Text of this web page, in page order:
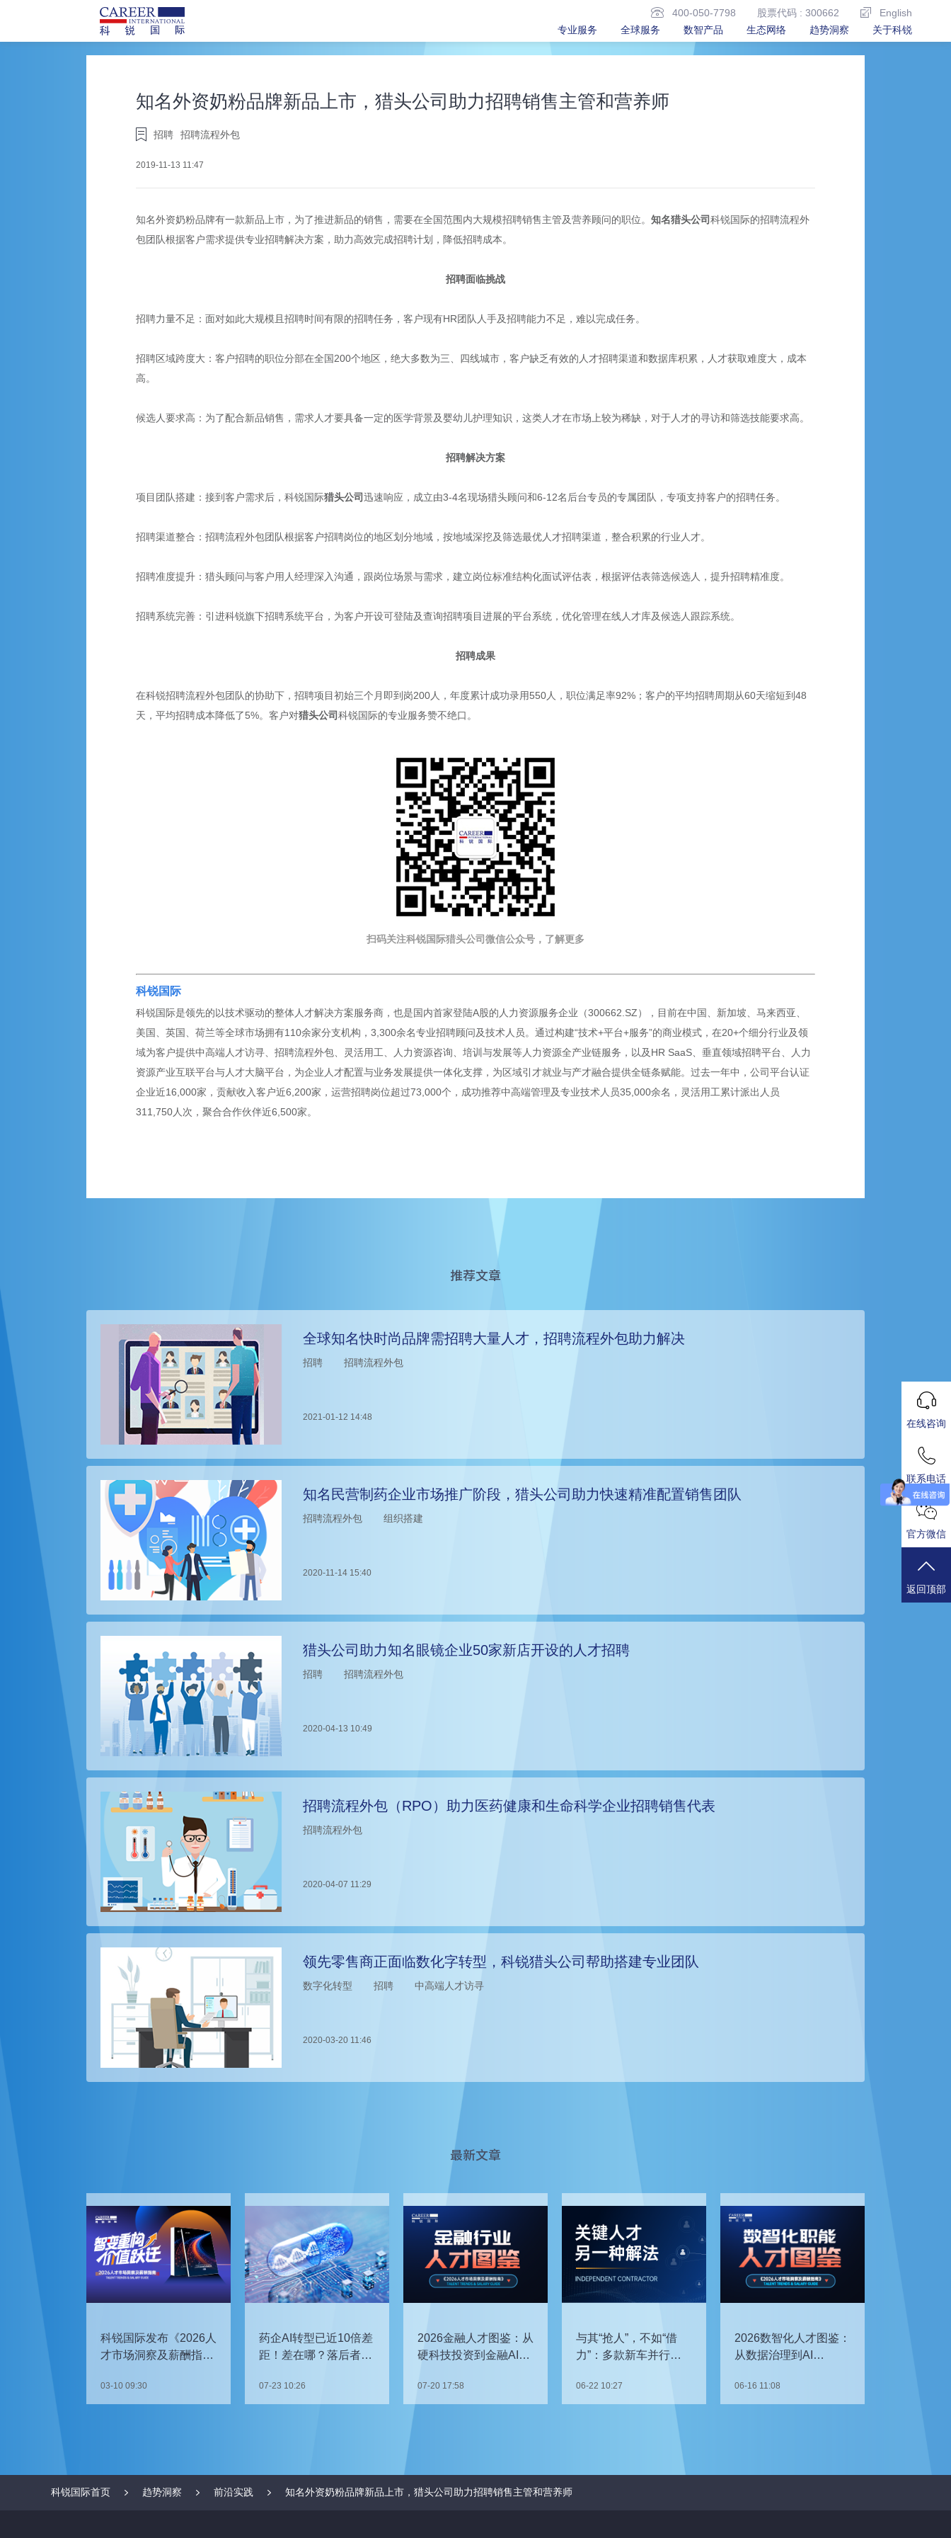
400-050-7798 股票代码 : 300662
English
专业服务
全球服务 数智产品 生态网络 趋势洞察 关于科锐
知名外资奶粉品牌新品上市，猎头公司助力招聘销售主管和营养师
招聘 招聘流程外包
2019-11-13 11:47
知名外资奶粉品牌有一款新品上市，为了推进新品的销售，需要在全国范围内大规模招聘销售主管及营养顾问的职位。 知名猎头公司科锐国际的招聘流程外
包团队根据客户需求提供专业招聘解决方案，助力高效完成招聘计划，降低招聘成本。
招聘面临挑战
招聘力量不足：面对如此大规模且招聘时间有限的招聘任务，客户现有HR团队人手及招聘能力不足，难以完成任务。
招聘区域跨度大：客户招聘的职位分部在全国200个地区，绝大多数为三、四线城市，客户缺乏有效的人才招聘渠道和数据库积累，人才获取难度大，成本
高。
候选人要求高：为了配合新品销售，需求人才要具备一定的医学背景及婴幼儿护理知识，这类人才在市场上较为稀缺，对于人才的寻访和筛选技能要求高。
招聘解决方案
项目团队搭建：接到客户需求后，科锐国际猎头公司迅速响应，成立由3-4名现场猎头顾问和6-12名后台专员的专属团队，专项支持客户的招聘任务。
招聘渠道整合：招聘流程外包团队根据客户招聘岗位的地区划分地域，按地域深挖及筛选最优人才招聘渠道，整合积累的行业人才。
招聘准度提升：猎头顾问与客户用人经理深入沟通，跟岗位场景与需求，建立岗位标准结构化面试评估表，根据评估表筛选候选人，提升招聘精准度。
招聘系统完善：引进科锐旗下招聘系统平台，为客户开设可登陆及查询招聘项目进展的平台系统，优化管理在线人才库及候选人跟踪系统。
招聘成果
在科锐招聘流程外包团队的协助下，招聘项目初始三个月即到岗200人，年度累计成功录用550人，职位满足率92%；客户的平均招聘周期从60天缩短到48
天，平均招聘成本降低了5%。客户对猎头公司科锐国际的专业服务赞不绝口。
扫码关注科锐国际猎头公司微信公众号，了解更多
科锐国际
科锐国际是领先的以技术驱动的整体人才解决方案服务商，也是国内首家登陆A股的人力资源服务企业（300662.SZ），目前在中国、新加坡、马来西亚、
美国、英国、荷兰等全球市场拥有110余家分支机构，3,300余名专业招聘顾问及技术人员。通过构建“技术+平台+服务”的商业模式，在20+个细分行业及领
域为客户提供中高端人才访寻、招聘流程外包、灵活用工、人力资源咨询、培训与发展等人力资源全产业链服务，以及HR SaaS、垂直领域招聘平台、人力
资源产业互联平台与人才大脑平台，为企业人才配置与业务发展提供一体化支撑，为区域引才就业与产才融合提供全链条赋能。过去一年中，公司平台认证
企业近16,000家，贡献收入客户近6,200家，运营招聘岗位超过73,000个，成功推荐中高端管理及专业技术人员35,000余名，灵活用工累计派出人员
311,750人次，聚合合作伙伴近6,500家。
推荐文章
全球知名快时尚品牌需招聘大量人才，招聘流程外包助力解决
招聘 招聘流程外包
2021-01-12 14:48
知名民营制药企业市场推广阶段，猎头公司助力快速精准配置销售团队
招聘流程外包 组织搭建
2020-11-14 15:40
猎头公司助力知名眼镜企业50家新店开设的人才招聘
招聘 招聘流程外包
2020-04-13 10:49
招聘流程外包（RPO）助力医药健康和生命科学企业招聘销售代表
招聘流程外包
2020-04-07 11:29
领先零售商正面临数化字转型，科锐猎头公司帮助搭建专业团队
数字化转型 招聘 中高端人才访寻
2020-03-20 11:46
最新文章
科锐国际发布《2026人
才市场洞察及薪酬指
03-10 09:30
药企AI转型已近10倍差
距！差在哪？落后者该
07-23 10:26
2026金融人才图鉴：从
硬科技投资到金融AI，
单？
07-20 17:58
与其“抢人”，不如“借
力”：多款新车并行开
关键人才？
06-22 10:27
2026数智化人才图鉴：
从数据治理到AI
06-16 11:08
科锐国际首页 趋势洞察 前沿实践 知名外资奶粉品牌新品上市，猎头公司助力招聘销售主管和营养师
在线咨询
联系电话
官方微信
返回顶部